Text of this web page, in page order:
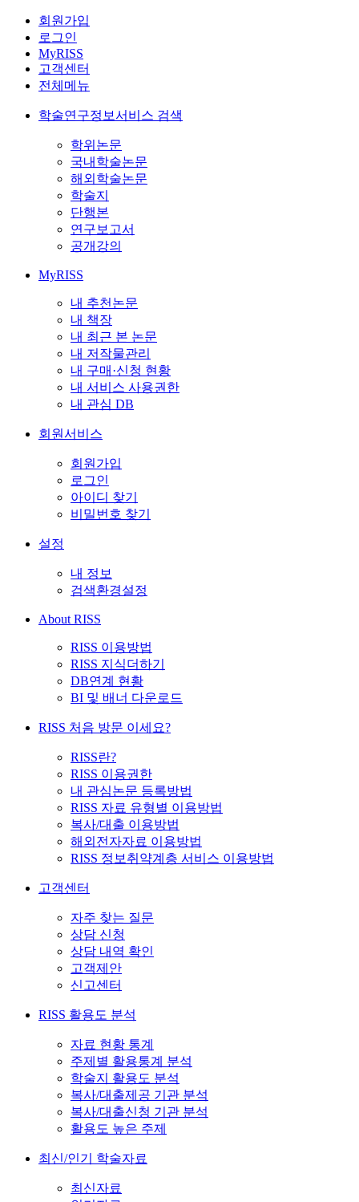
회원가입
로그인
MyRISS
고객센터
전체메뉴
학술연구정보서비스 검색
학위논문
국내학술논문
해외학술논문
학술지
단행본
연구보고서
공개강의
MyRISS
내 추천논문
내 책장
내 최근 본 논문
내 저작물관리
내 구매·신청 현황
내 서비스 사용권한
내 관심 DB
회원서비스
회원가입
로그인
아이디 찾기
비밀번호 찾기
설정
내 정보
검색환경설정
About RISS
RISS 이용방법
RISS 지식더하기
DB연계 현황
BI 및 배너 다운로드
RISS 처음 방문 이세요?
RISS란?
RISS 이용권한
내 관심논문 등록방법
RISS 자료 유형별 이용방법
복사/대출 이용방법
해외전자자료 이용방법
RISS 정보취약계층 서비스 이용방법
고객센터
자주 찾는 질문
상담 신청
상담 내역 확인
고객제안
신고센터
RISS 활용도 분석
자료 현황 통계
주제별 활용통계 분석
학술지 활용도 분석
복사/대출제공 기관 분석
복사/대출신청 기관 분석
활용도 높은 주제
최신/인기 학술자료
최신자료